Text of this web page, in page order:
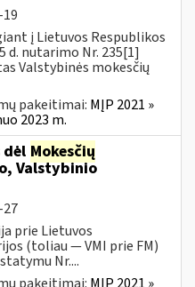
į Lietuvos Respublikos
d. nutarimo Nr. 235[1]
Valstybinės mokesčių
pakeitimai: MĮP 2021 »
2023 m.
dėl Mokesčių
Valstybinio
prie Lietuvos
(toliau — VMI prie FM)
Nr....
pakeitimai: MĮP 2021 »